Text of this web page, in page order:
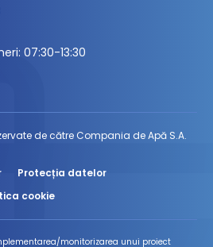
07:30-13:30
de către Compania de Apă S.A.
Protecția datelor
cookie
monitorizarea unui proiect